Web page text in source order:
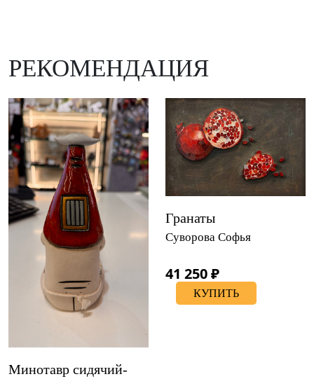
РЕКОМЕНДАЦИЯ
Минотавр сидячий-
Гранаты
Суворова Софья
41 250 ₽
КУПИТЬ